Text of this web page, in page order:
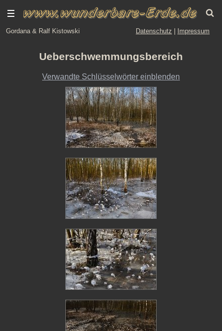
Gordana & Ralf Kistowski Datenschutz Impressum
Ueberschwemmungsbereich
Verwandte Schlüsselwörter einblenden